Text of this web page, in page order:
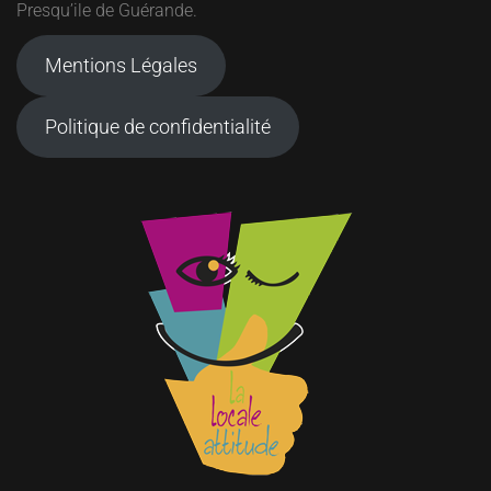
Presqu’ile de Guérande.
Mentions Légales
Politique de confidentialité